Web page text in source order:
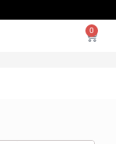
0